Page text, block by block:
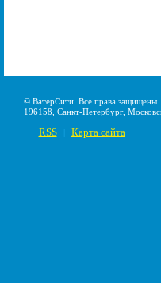
© ВатерСити. Все права защищены.
196158, Санкт-Петербург,
RSS Карта сайта